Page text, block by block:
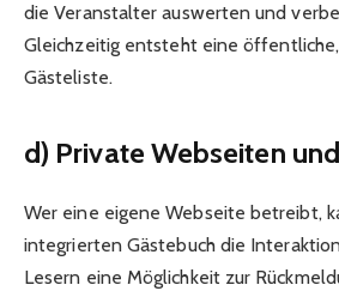
die Veranstalter auswerten und
Gleichzeitig entsteht eine
Gästeliste.
d) Private Webseiten
Wer eine eigene Webseite betreibt,
integrierten Gästebuch die
Lesern eine Möglichkeit zur